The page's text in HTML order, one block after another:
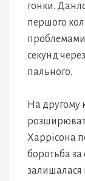
гонки.
першого
проблемами
секунд
пального.
На другому
Харрісона
боротьба
залишалася